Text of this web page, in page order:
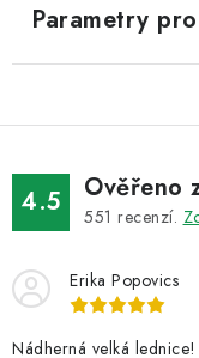
Parametry
4.5 Ověřeno
551 recenzí.
Erika Popovics
Nádherná velká